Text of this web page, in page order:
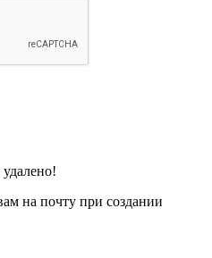
на почту при создании